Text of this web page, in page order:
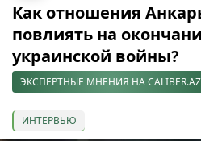
Как отношения
повлиять на
украинской войны?
ЭКСПЕРТНЫЕ МНЕНИЯ НА CALIBER.AZ
ИНТЕРВЬЮ